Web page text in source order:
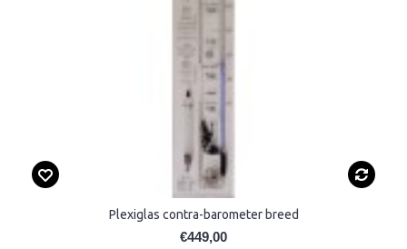
Plexiglas contra-barometer breed
€449,00